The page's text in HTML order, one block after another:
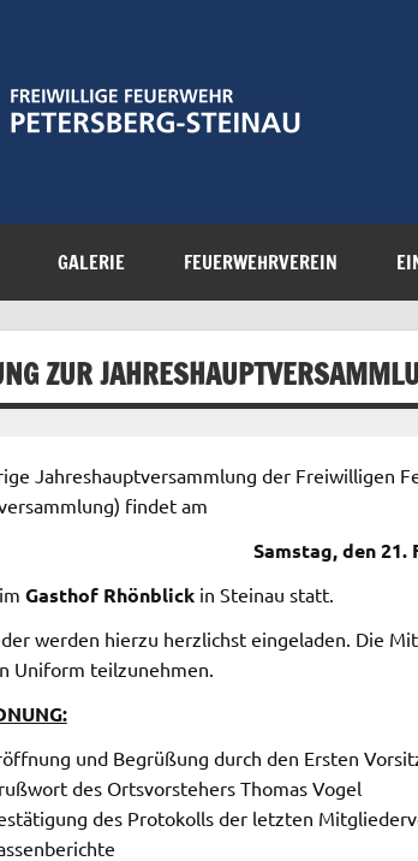
GALERIE FEUERWEHRVEREIN
ZUR
Jahreshauptversammlung der Freiwilligen
findet am
Samstag, den 21.
im Gasthof Rhönblickin Steinau statt.
werden hierzu herzlichst eingeladen. Die
Uniform teilzuneh­men.
und Begrüßung durch den Ersten
des Ortsvorstehers Thomas Vogel
des Protokolls der letzten